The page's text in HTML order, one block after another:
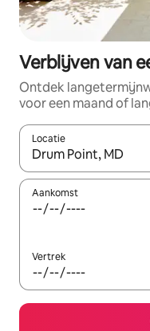
Verblijven van
Ontdek
voor een maand of
Locatie
Wanneer er
Aankomst
Vertrek